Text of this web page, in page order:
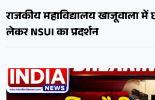
राजकीय महाविद्यालय खाजूवाला में
लेकर NSUI का प्रदर्शन